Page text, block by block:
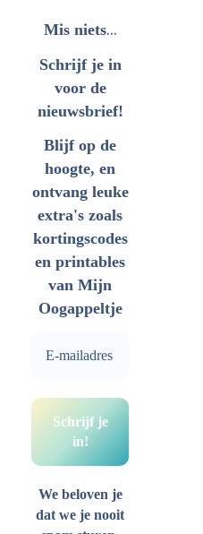
Mis niets...
Schrijf je in
voor de
nieuwsbrief!
Blijf op de
hoogte, en
ontvang leuke
extra's zoals
kortingscodes
en printables
van Mijn
Oogappeltje
We beloven je
dat we je nooit